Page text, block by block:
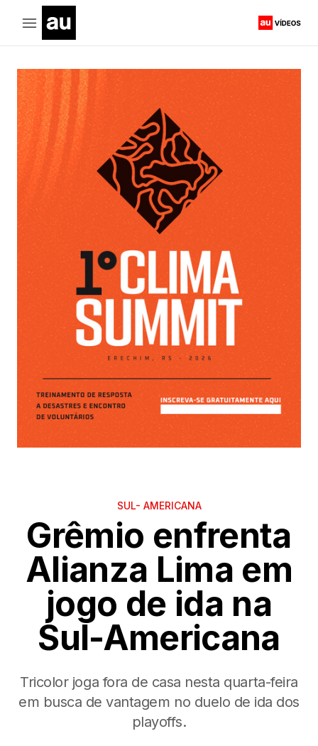
SUL- AMERICANA
Grêmio enfrenta
Alianza Lima em
jogo de ida na
Sul-Americana
Tricolor joga fora de casa nesta quarta-feira
em busca de vantagem no duelo de ida dos
playoffs.